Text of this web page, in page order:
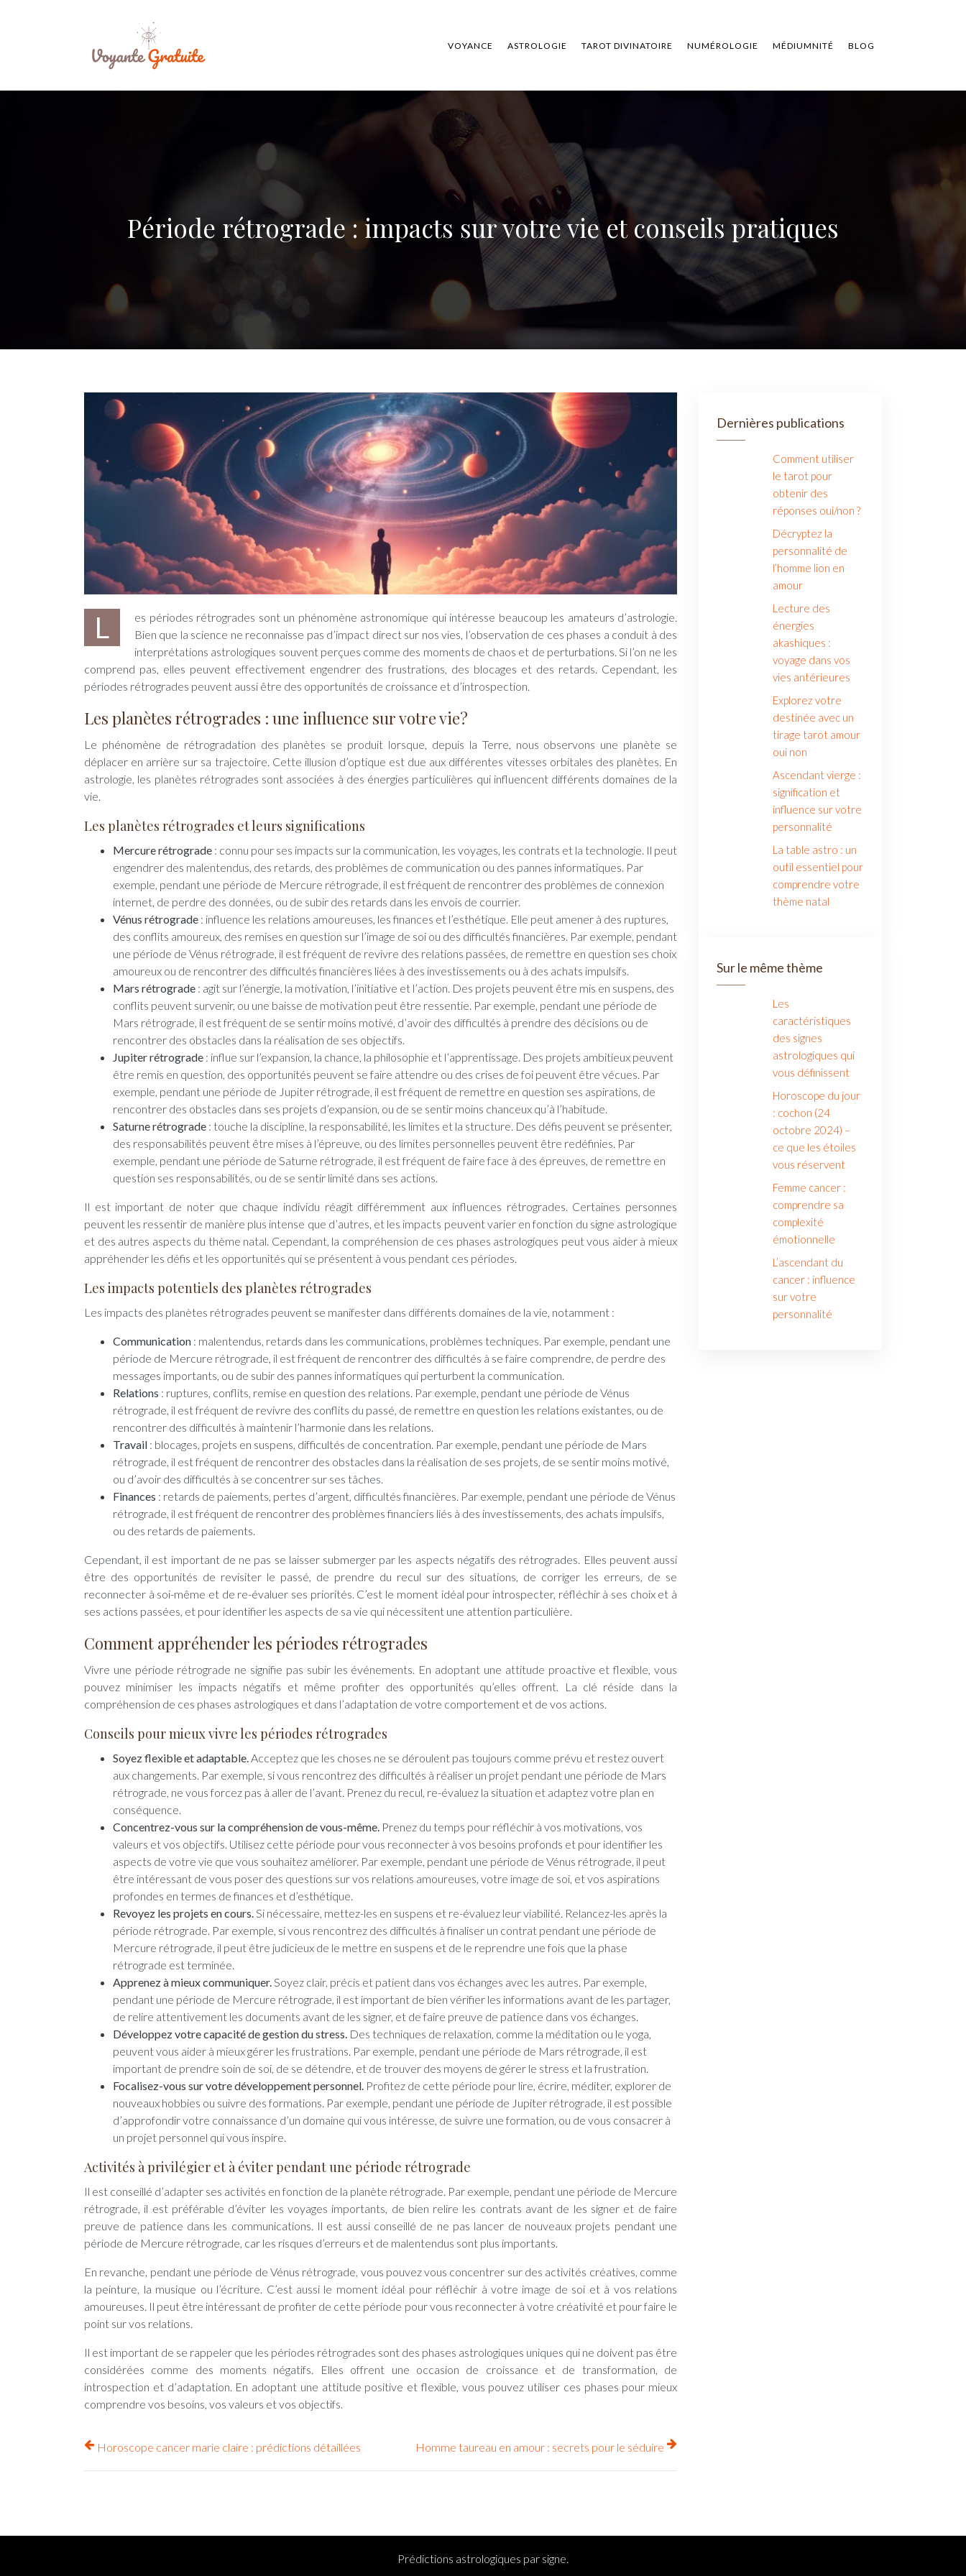
VOYANCE ASTROLOGIE TAROT DIVINATOIRE NUMÉROLOGIE MÉDIUMNITÉ BLOG
Période rétrograde : impacts sur votre vie et conseils pratiques
Les périodes rétrogrades sont un phénomène astronomique qui intéresse beaucoup les amateurs d’astrologie.
Bien que la science ne reconnaisse pas d’impact direct sur nos vies, l’observation de ces phases a conduit à des
interprétations astrologiques souvent perçues comme des moments de chaos et de perturbations. Si l’on ne les
comprend pas, elles peuvent effectivement engendrer des frustrations, des blocages et des retards. Cependant, les
périodes rétrogrades peuvent aussi être des opportunités de croissance et d’introspection.
Les planètes rétrogrades : une influence sur votre vie?
Le phénomène de rétrogradation des planètes se produit lorsque, depuis la Terre, nous observons une planète se
déplacer en arrière sur sa trajectoire. Cette illusion d’optique est due aux différentes vitesses orbitales des planètes. En
astrologie, les planètes rétrogrades sont associées à des énergies particulières qui influencent différents domaines de la
vie.
Les planètes rétrogrades et leurs significations
Mercure rétrograde : connu pour ses impacts sur la communication, les voyages, les contrats et la technologie. Il peut
engendrer des malentendus, des retards, des problèmes de communication ou des pannes informatiques. Par
exemple, pendant une période de Mercure rétrograde, il est fréquent de rencontrer des problèmes de connexion
internet, de perdre des données, ou de subir des retards dans les envois de courrier.
Vénus rétrograde : influence les relations amoureuses, les finances et l’esthétique. Elle peut amener à des ruptures,
des conflits amoureux, des remises en question sur l’image de soi ou des difficultés financières. Par exemple, pendant
une période de Vénus rétrograde, il est fréquent de revivre des relations passées, de remettre en question ses choix
amoureux ou de rencontrer des difficultés financières liées à des investissements ou à des achats impulsifs.
Mars rétrograde : agit sur l’énergie, la motivation, l’initiative et l’action. Des projets peuvent être mis en suspens, des
conflits peuvent survenir, ou une baisse de motivation peut être ressentie. Par exemple, pendant une période de
Mars rétrograde, il est fréquent de se sentir moins motivé, d’avoir des difficultés à prendre des décisions ou de
rencontrer des obstacles dans la réalisation de ses objectifs.
Jupiter rétrograde : influe sur l’expansion, la chance, la philosophie et l’apprentissage. Des projets ambitieux peuvent
être remis en question, des opportunités peuvent se faire attendre ou des crises de foi peuvent être vécues. Par
exemple, pendant une période de Jupiter rétrograde, il est fréquent de remettre en question ses aspirations, de
rencontrer des obstacles dans ses projets d’expansion, ou de se sentir moins chanceux qu’à l’habitude.
Saturne rétrograde : touche la discipline, la responsabilité, les limites et la structure. Des défis peuvent se présenter,
des responsabilités peuvent être mises à l’épreuve, ou des limites personnelles peuvent être redéfinies. Par
exemple, pendant une période de Saturne rétrograde, il est fréquent de faire face à des épreuves, de remettre en
question ses responsabilités, ou de se sentir limité dans ses actions.
Il est important de noter que chaque individu réagit différemment aux influences rétrogrades. Certaines personnes
peuvent les ressentir de manière plus intense que d’autres, et les impacts peuvent varier en fonction du signe astrologique
et des autres aspects du thème natal. Cependant, la compréhension de ces phases astrologiques peut vous aider à mieux
appréhender les défis et les opportunités qui se présentent à vous pendant ces périodes.
Les impacts potentiels des planètes rétrogrades
Les impacts des planètes rétrogrades peuvent se manifester dans différents domaines de la vie, notamment :
Communication : malentendus, retards dans les communications, problèmes techniques. Par exemple, pendant une
période de Mercure rétrograde, il est fréquent de rencontrer des difficultés à se faire comprendre, de perdre des
messages importants, ou de subir des pannes informatiques qui perturbent la communication.
Relations : ruptures, conflits, remise en question des relations. Par exemple, pendant une période de Vénus
rétrograde, il est fréquent de revivre des conflits du passé, de remettre en question les relations existantes, ou de
rencontrer des difficultés à maintenir l’harmonie dans les relations.
Travail : blocages, projets en suspens, difficultés de concentration. Par exemple, pendant une période de Mars
rétrograde, il est fréquent de rencontrer des obstacles dans la réalisation de ses projets, de se sentir moins motivé,
ou d’avoir des difficultés à se concentrer sur ses tâches.
Finances : retards de paiements, pertes d’argent, difficultés financières. Par exemple, pendant une période de Vénus
rétrograde, il est fréquent de rencontrer des problèmes financiers liés à des investissements, des achats impulsifs,
ou des retards de paiements.
Cependant, il est important de ne pas se laisser submerger par les aspects négatifs des rétrogrades. Elles peuvent aussi
être des opportunités de revisiter le passé, de prendre du recul sur des situations, de corriger les erreurs, de se
reconnecter à soi-même et de re-évaluer ses priorités. C’est le moment idéal pour introspecter, réfléchir à ses choix et à
ses actions passées, et pour identifier les aspects de sa vie qui nécessitent une attention particulière.
Comment appréhender les périodes rétrogrades
Vivre une période rétrograde ne signifie pas subir les événements. En adoptant une attitude proactive et flexible, vous
pouvez minimiser les impacts négatifs et même profiter des opportunités qu’elles offrent. La clé réside dans la
compréhension de ces phases astrologiques et dans l’adaptation de votre comportement et de vos actions.
Conseils pour mieux vivre les périodes rétrogrades
Soyez flexible et adaptable.Acceptez que les choses ne se déroulent pas toujours comme prévu et restez ouvert
aux changements. Par exemple, si vous rencontrez des difficultés à réaliser un projet pendant une période de Mars
rétrograde, ne vous forcez pas à aller de l’avant. Prenez du recul, re-évaluez la situation et adaptez votre plan en
conséquence.
Concentrez-vous sur la compréhension de vous-même. Prenez du temps pour réfléchir à vos motivations, vos
valeurs et vos objectifs. Utilisez cette période pour vous reconnecter à vos besoins profonds et pour identifier les
aspects de votre vie que vous souhaitez améliorer. Par exemple, pendant une période de Vénus rétrograde, il peut
être intéressant de vous poser des questions sur vos relations amoureuses, votre image de soi, et vos aspirations
profondes en termes de finances et d’esthétique.
Revoyez les projets en cours.Si nécessaire, mettez-les en suspens et re-évaluez leur viabilité. Relancez-les après la
période rétrograde. Par exemple, si vous rencontrez des difficultés à finaliser un contrat pendant une période de
Mercure rétrograde, il peut être judicieux de le mettre en suspens et de le reprendre une fois que la phase
rétrograde est terminée.
Apprenez à mieux communiquer.Soyez clair, précis et patient dans vos échanges avec les autres. Par exemple,
pendant une période de Mercure rétrograde, il est important de bien vérifier les informations avant de les partager,
de relire attentivement les documents avant de les signer, et de faire preuve de patience dans vos échanges.
Développez votre capacité de gestion du stress. Des techniques de relaxation, comme la méditation ou le yoga,
peuvent vous aider à mieux gérer les frustrations. Par exemple, pendant une période de Mars rétrograde, il est
important de prendre soin de soi, de se détendre, et de trouver des moyens de gérer le stress et la frustration.
Focalisez-vous sur votre développement personnel. Profitez de cette période pour lire, écrire, méditer, explorer de
nouveaux hobbies ou suivre des formations. Par exemple, pendant une période de Jupiter rétrograde, il est possible
d’approfondir votre connaissance d’un domaine qui vous intéresse, de suivre une formation, ou de vous consacrer à
un projet personnel qui vous inspire.
Activités à privilégier et à éviter pendant une période rétrograde
Il est conseillé d’adapter ses activités en fonction de la planète rétrograde. Par exemple, pendant une période de Mercure
rétrograde, il est préférable d’éviter les voyages importants, de bien relire les contrats avant de les signer et de faire
preuve de patience dans les communications. Il est aussi conseillé de ne pas lancer de nouveaux projets pendant une
période de Mercure rétrograde, car les risques d’erreurs et de malentendus sont plus importants.
En revanche, pendant une période de Vénus rétrograde, vous pouvez vous concentrer sur des activités créatives, comme
la peinture, la musique ou l’écriture. C’est aussi le moment idéal pour réfléchir à votre image de soi et à vos relations
amoureuses. Il peut être intéressant de profiter de cette période pour vous reconnecter à votre créativité et pour faire le
point sur vos relations.
Il est important de se rappeler que les périodes rétrogrades sont des phases astrologiques uniques qui ne doivent pas être
considérées comme des moments négatifs. Elles offrent une occasion de croissance et de transformation, de
introspection et d’adaptation. En adoptant une attitude positive et flexible, vous pouvez utiliser ces phases pour mieux
comprendre vos besoins, vos valeurs et vos objectifs.
Horoscope cancer marie claire : prédictions détaillées Homme taureau en amour : secrets pour le séduire
Dernières publications
Comment utiliser
le tarot pour
obtenir des
réponses oui/non ?
Décryptez la
personnalité de
l’homme lion en
amour
Lecture des
énergies
akashiques :
voyage dans vos
vies antérieures
Explorez votre
destinée avec un
tirage tarot amour
oui non
Ascendant vierge :
signification et
influence sur votre
personnalité
La table astro : un
outil essentiel pour
comprendre votre
thème natal
Sur le même thème
Les
caractéristiques
des signes
astrologiques qui
vous définissent
Horoscope du jour
: cochon (24
octobre 2024) –
ce que les étoiles
vous réservent
Femme cancer :
comprendre sa
complexité
émotionnelle
L’ascendant du
cancer : influence
sur votre
personnalité
Prédictions astrologiques par signe.